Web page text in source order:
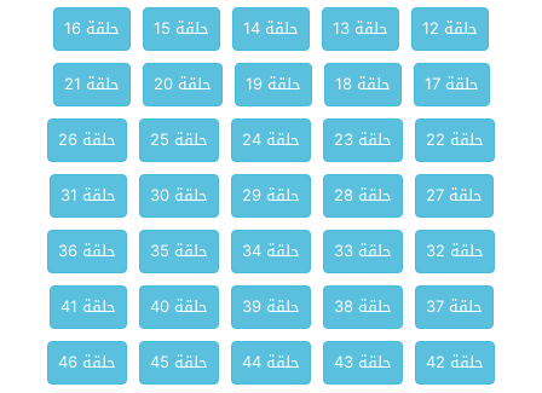
حلقة 12
حلقة 13 حلقة 14 حلقة 15
حلقة 16
حلقة 17
حلقة 18 حلقة 19 حلقة 20
حلقة 21
حلقة 22
حلقة 23 حلقة 24 حلقة 25
حلقة 26
حلقة 27
حلقة 28 حلقة 29 حلقة 30
حلقة 31
حلقة 32
حلقة 33 حلقة 34 حلقة 35
حلقة 36
حلقة 37
حلقة 38 حلقة 39 حلقة 40
حلقة 41
حلقة 42
حلقة 43 حلقة 44 حلقة 45
حلقة 46